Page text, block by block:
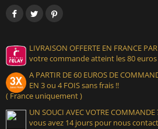
LIVRAISON OFFERTE EN FRANCE
votre commande atteint les 80 euros
A PARTIR DE 60 EUROS DE
EN 3 ou 4 FOIS sans frais !!
( France uniquement )
UN SOUCI AVEC VOTRE COMMANDE
vous avez 14 jours pour nous